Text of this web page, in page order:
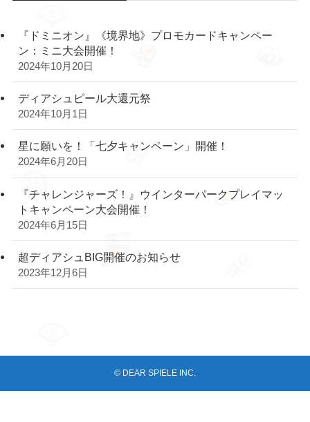
『ドミニオン』《境界地》プロモカードキャンペー
ン：ミニ大会開催！
2024年10月20日
ディアシュピール大還元祭
2024年10月1日
星に願いを！「七夕キャンペーン」開催！
2024年6月20日
『チャレンジャーズ！』ウインターパークプレイマッ
トキャンペーン大会開催！
2024年6月15日
超ディアシュBIG開催のお知らせ
2023年12月6日
© DEAR SPIELE INC.